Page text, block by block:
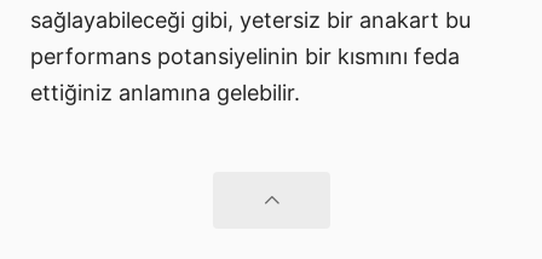
sağlayabileceği gibi, yetersiz bir anakart bu
performans potansiyelinin bir kısmını feda
ettiğiniz anlamına gelebilir.